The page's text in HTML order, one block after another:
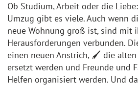
Ob Studium, Arbeit oder die
Umzug gibt es viele. Auch wenn
neue Wohnung groß ist, sind mit
Herausforderungen verbunden.
einen neuen Anstrich, 🖌️ die
ersetzt werden und Freunde und
Helfen organisiert werden. Und